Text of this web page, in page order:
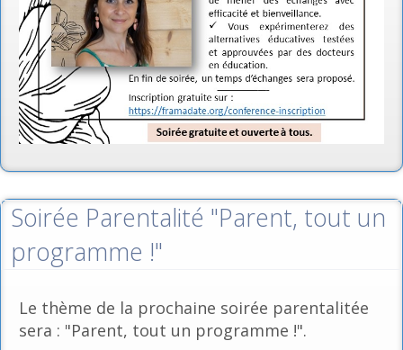
Soirée Parentalité "Parent, tout un
programme !"
Le thème de la prochaine soirée parentalitée
sera : "Parent, tout un programme !".